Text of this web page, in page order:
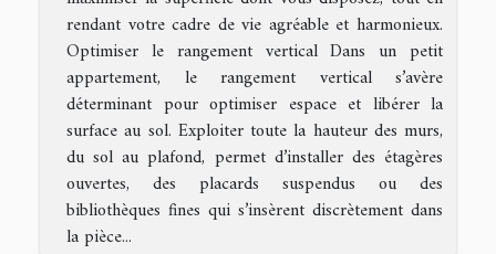
rendant votre cadre de vie agréable et harmonieux.
Optimiser le rangement vertical Dans un petit
appartement, le rangement vertical s’avère
déterminant pour optimiser espace et libérer la
surface au sol. Exploiter toute la hauteur des murs,
du sol au plafond, permet d’installer des étagères
ouvertes, des placards suspendus ou des
bibliothèques fines qui s’insèrent discrètement dans
la pièce...